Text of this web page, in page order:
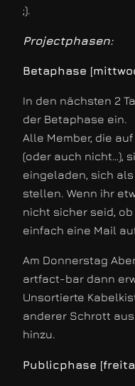
;).
Projectphasen:
Betaphase
In den nächsten 2
der Betaphase ein.
Alle Member, die
(oder auch nicht…),
eingeladen, sich
stellen. Wenn ihr
nicht sicher seid,
einfach eine Mail
Am Donnerstag
artfact-bar dann
Unsortierte
anderer Schrott
hinzu.
Publicphase